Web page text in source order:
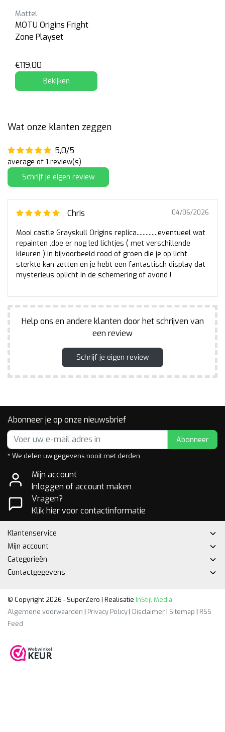
Mattel
MOTU Origins Fright
Zone Playset
€119,00
Bekijken
Wat onze klanten zeggen
5,0/5
average of 1 review(s)
Schrijf je eigen review
Chris 04/06/2026
Mooi castle Grayskull Origins replica.............,eventueel wat
repainten ,doe er nog led lichtjes ( met verschillende
kleuren ) in bijvoorbeeld rood of groen die je op licht
sterkte kan zetten en je hebt een fantastisch display dat
mysterieus oplicht in de schemering of avond !
Help ons en andere klanten door het schrijven van
een review
Schrijf je eigen review
Abonneer je op onze nieuwsbrief
Abonneer
* We delen uw gegevens nooit met derden
Mijn account
Inloggen of account maken
Vragen?
Klik hier voor contactinformatie
Klantenservice
Mijn account
Categorieën
Contactgegevens
© Copyright 2026 - SuperZero | Realisatie InStijl Media
Algemene voorwaarden | Privacy Policy| Disclaimer| Sitemap | RSS
Feed